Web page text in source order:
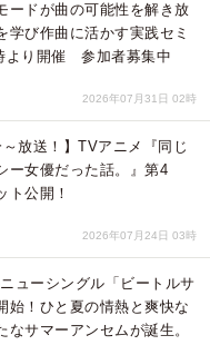
ードが曲の可能性を解き放
び作曲に活かす実践セミ
り開催 参加者募集中
2026年07月31日 02時
～放送！】TVアニメ『同じ
ー女優だった話。』第4
公開！
2026年07月24日 03時
ューシングル「ビートルサ
始！ひと夏の情熱と爽快な
サマーアンセムが誕生。